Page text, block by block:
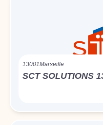
13001Marseille
SCT SOLUTIONS